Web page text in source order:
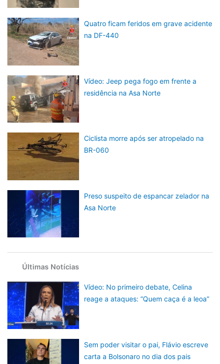
Quatro ficam feridos em grave acidente
na DF-440
Vídeo: Jeep pega fogo em frente a
residência na Asa Norte
Ciclista morre após ser atropelado na
BR-060
Preso suspeito de espancar zelador na
Asa Norte
Últimas Notícias
Vídeo: No primeiro debate, Celina
reage a ataques: “Quem caça é a leoa”
Sem poder visitar o pai, Flávio escreve
carta a Bolsonaro no dia dos pais